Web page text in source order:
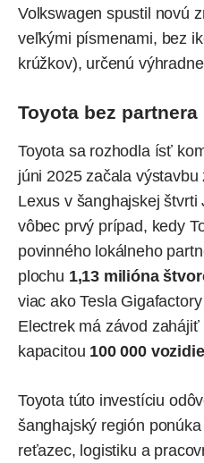
Volkswagen spustil novú
veľkými písmenami, bez
krúžkov), určenú
Toyota bez partnera
Toyota sa rozhodla ísť
júni 2025 začala
Lexus v šanghajskej štvrti
vôbec prvý prípad, kedy
povinného lokálneho
plochu 1,13 milióna
viac ako Tesla
Electrek má závod
kapacitou 100 000
Toyota túto investíciu
šanghajský región
reťazec, logistiku a